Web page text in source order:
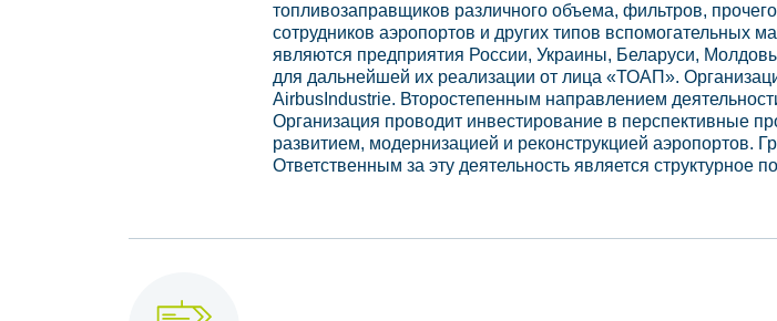
топливозаправщиков различного объема, фильтров,
сотрудников аэропортов и других типов
являются предприятия России, Украины, Беларуси,
для дальнейшей их реализации от лица «ТОАП».
AirbusIndustrie. Второстепенным направлением
Организация проводит инвестирование в перспективные
развитием, модернизацией и реконструкцией аэропортов.
Ответственным за эту деятельность является